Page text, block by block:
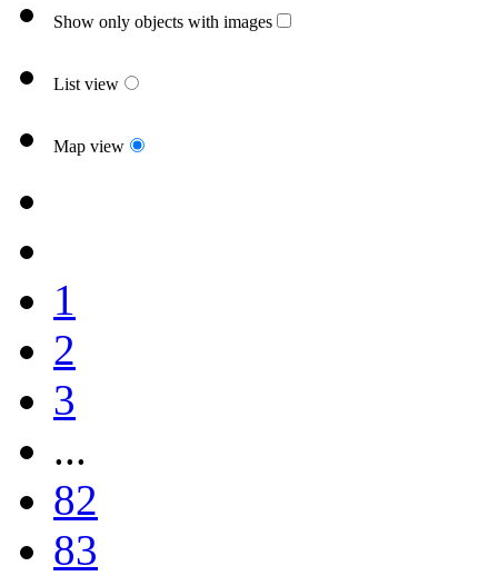
Show only objects with images
List view
Map view
1
2
3
...
82
83